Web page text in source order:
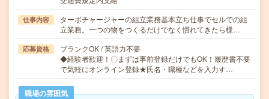
仕事内容
ターボチャージャーの組立業務基本立ち仕事でセルでの組
立業務。一つの物をつくるだけでなく慣れてきたら様…
応募資格
ブランクOK / 英語力不要
◆経験者歓迎！〇まずは事前登録だけでもOK！履歴書不要
で気軽にオンライン登録★氏名・職種などを入力す…
職場の雰囲気